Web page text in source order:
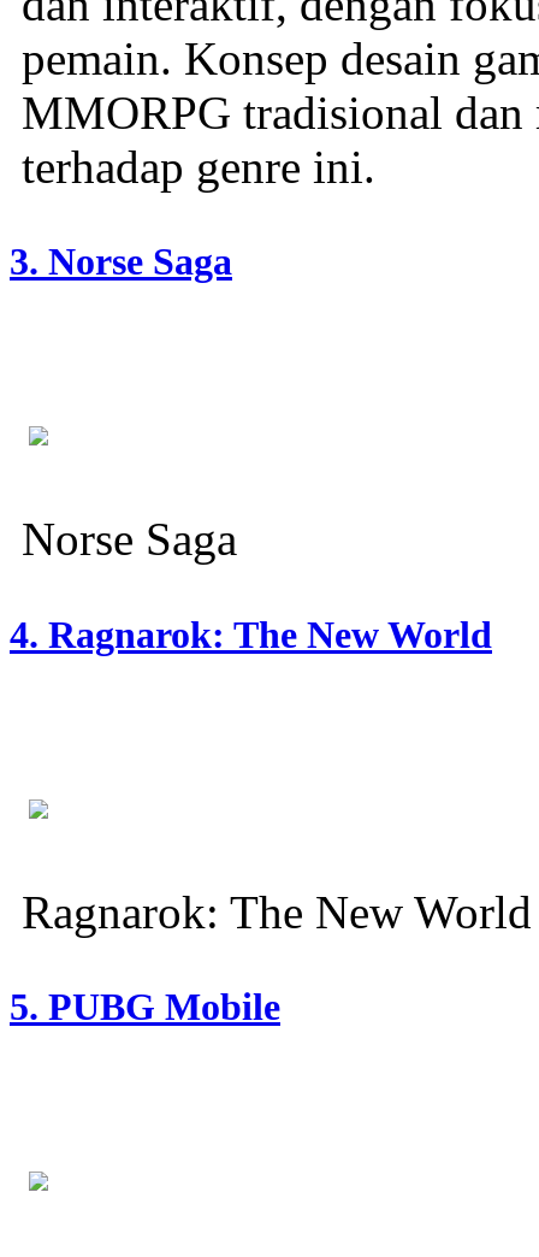
pemain. Konsep desain
MMORPG tradisional dan
terhadap genre ini.
3. Norse Saga
Norse Saga
4. Ragnarok: The New World
Ragnarok: The New World
5. PUBG Mobile